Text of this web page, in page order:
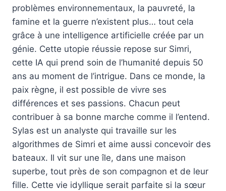
problèmes environnementaux, la pauvreté, la
famine et la guerre n’existent plus… tout cela
grâce à une intelligence artificielle créée par un
génie. Cette utopie réussie repose sur Simri,
cette IA qui prend soin de l’humanité depuis 50
ans au moment de l’intrigue. Dans ce monde, la
paix règne, il est possible de vivre ses
différences et ses passions. Chacun peut
contribuer à sa bonne marche comme il l’entend.
Sylas est un analyste qui travaille sur les
algorithmes de Simri et aime aussi concevoir des
bateaux. Il vit sur une île, dans une maison
superbe, tout près de son compagnon et de leur
fille. Cette vie idyllique serait parfaite si la sœur